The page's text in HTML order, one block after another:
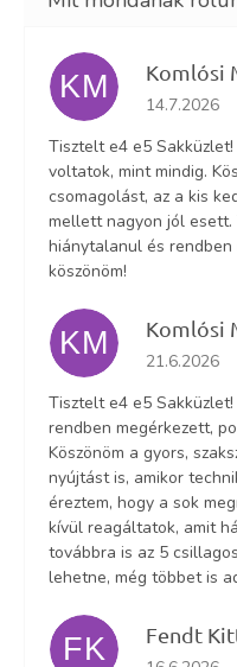
KM Komlósi
Az áruház
14.7.2026
Tisztelt e4 e5
voltatok, mint mindig.
csomagolást, az a kis
mellett nagyon jól esett.
hiánytalanul és rendben
köszönöm!
KM Komlósi
Az áruház
21.6.2026
Tisztelt e4 e5
rendben megérkezett,
Köszönöm a gyors,
nyújtást is, amikor
éreztem, hogy a sok
kívül reagáltatok, amit
továbbra is az 5
lehetne, még többet is
FK Fendt
Az áruház